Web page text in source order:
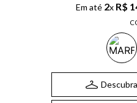
Em até 2x R$